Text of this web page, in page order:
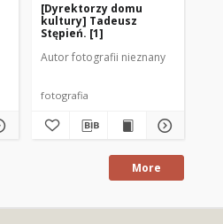
[Dyrektorzy domu
kultury] Tadeusz
Stępień. [1]
Autor fotografii nieznany
fotografia
More